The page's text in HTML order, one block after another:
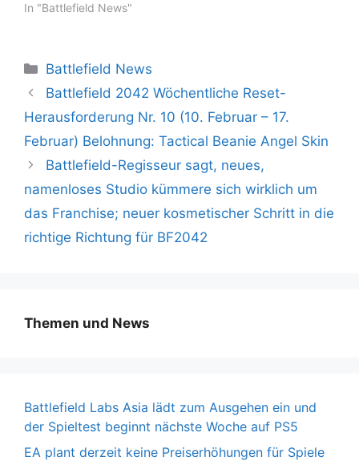
In "Battlefield News"
Kategorien
Battlefield News
Battlefield 2042 Wöchentliche Reset-
Herausforderung Nr. 10 (10. Februar – 17.
Februar) Belohnung: Tactical Beanie Angel Skin
Battlefield-Regisseur sagt, neues,
namenloses Studio kümmere sich wirklich um
das Franchise; neuer kosmetischer Schritt in die
richtige Richtung für BF2042
Themen und News
Battlefield Labs Asia lädt zum Ausgehen ein und
der Spieltest beginnt nächste Woche auf PS5
EA plant derzeit keine Preiserhöhungen für Spiele